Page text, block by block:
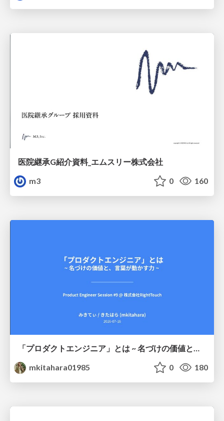
医院継承G紹介資料_エムスリー株式会社
m3
0 160
「プロダクトエンジニア」とは ~ 名づけの価値と、言葉が動かす力 ~
mkitahara01985
0 180